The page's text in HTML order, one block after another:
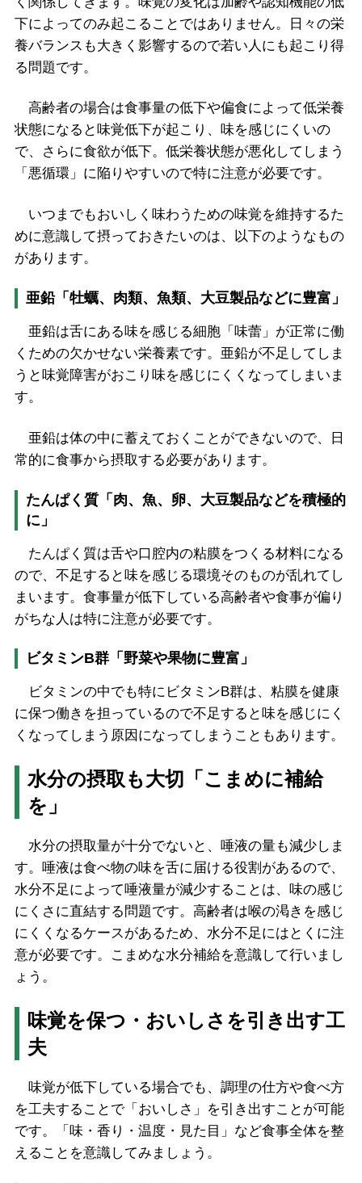
下によってのみ起こることではありません。日々の栄
養バランスも大きく影響するので若い人にも起こり得
る問題です。
高齢者の場合は食事量の低下や偏食によって低栄養
状態になると味覚低下が起こり、味を感じにくいの
で、さらに食欲が低下。低栄養状態が悪化してしまう
「悪循環」に陥りやすいので特に注意が必要です。
いつまでもおいしく味わうための味覚を維持するた
めに意識して摂っておきたいのは、以下のようなもの
があります。
亜鉛「牡蠣、肉類、魚類、大豆製品などに豊富」
亜鉛は舌にある味を感じる細胞「味蕾」が正常に働
くための欠かせない栄養素です。亜鉛が不足してしま
うと味覚障害がおこり味を感じにくくなってしまいま
す。
亜鉛は体の中に蓄えておくことができないので、日
常的に食事から摂取する必要があります。
たんぱく質「肉、魚、卵、大豆製品などを積極的
に」
たんぱく質は舌や口腔内の粘膜をつくる材料になる
ので、不足すると味を感じる環境そのものが乱れてし
まいます。食事量が低下している高齢者や食事が偏り
がちな人は特に注意が必要です。
ビタミンB群「野菜や果物に豊富」
ビタミンの中でも特にビタミンB群は、粘膜を健康
に保つ働きを担っているので不足すると味を感じにく
くなってしまう原因になってしまうこともあります。
水分の摂取も大切「こまめに補給
を」
水分の摂取量が十分でないと、唾液の量も減少しま
す。唾液は食べ物の味を舌に届ける役割があるので、
水分不足によって唾液量が減少することは、味の感じ
にくさに直結する問題です。高齢者は喉の渇きを感じ
にくくなるケースがあるため、水分不足にはとくに注
意が必要です。こまめな水分補給を意識して行いまし
ょう。
味覚を保つ・おいしさを引き出す工
夫
味覚が低下している場合でも、調理の仕方や食べ方
を工夫することで「おいしさ」を引き出すことが可能
です。「味・香り・温度・見た目」など食事全体を整
えることを意識してみましょう。